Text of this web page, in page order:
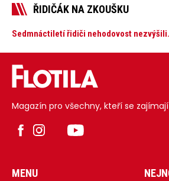
ŘIDIČÁK NA ZKOUŠKU
Sedmnáctiletí řidiči nehodovost
Magazín pro všechny, kteří se
MENU